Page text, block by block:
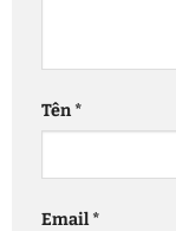
Tên*
Email*